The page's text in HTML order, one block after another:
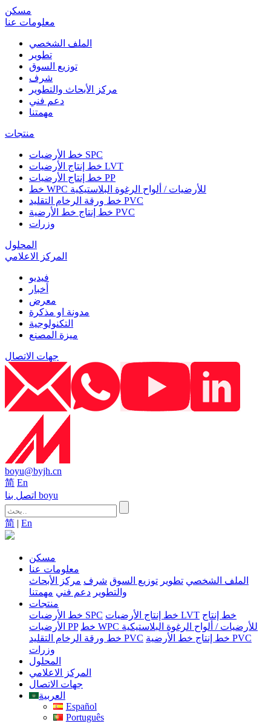
مسكن
معلومات عنا
الملف الشخصي
تطوير
توزيع السوق
شرف
مركز الأبحاث والتطوير
دعم فني
مهمتنا
منتجات
خط الأرضيات SPC
خط إنتاج الأرضيات LVT
خط إنتاج الأرضيات PP
خط WPC للأرضيات / ألواح الرغوة البلاستيكية
خط ورقة الرخام التقليد PVC
خط إنتاج خط الأرضية PVC
وزرات
المحلول
المركز الاعلامي
فيديو
أخبار
معرض
مدونة او مذكرة
التكنولوجية
ميزة المصنع
جهات الاتصال
boyu@byjh.cn
简 En
اتصل بنا boyu
简 | En
مسكن
معلومات عنا
الملف الشخصي تطوير توزيع السوق شرف مركز الأبحاث
والتطوير دعم فني مهمتنا
منتجات
خط الأرضيات SPC
خط إنتاج الأرضيات LVT خط إنتاج
الأرضيات PP
خط WPC للأرضيات / ألواح الرغوة البلاستيكية
خط ورقة الرخام التقليد PVC
خط إنتاج خط الأرضية PVC
وزرات
المحلول
المركز الاعلامي
جهات الاتصال
العربية
Español
Português